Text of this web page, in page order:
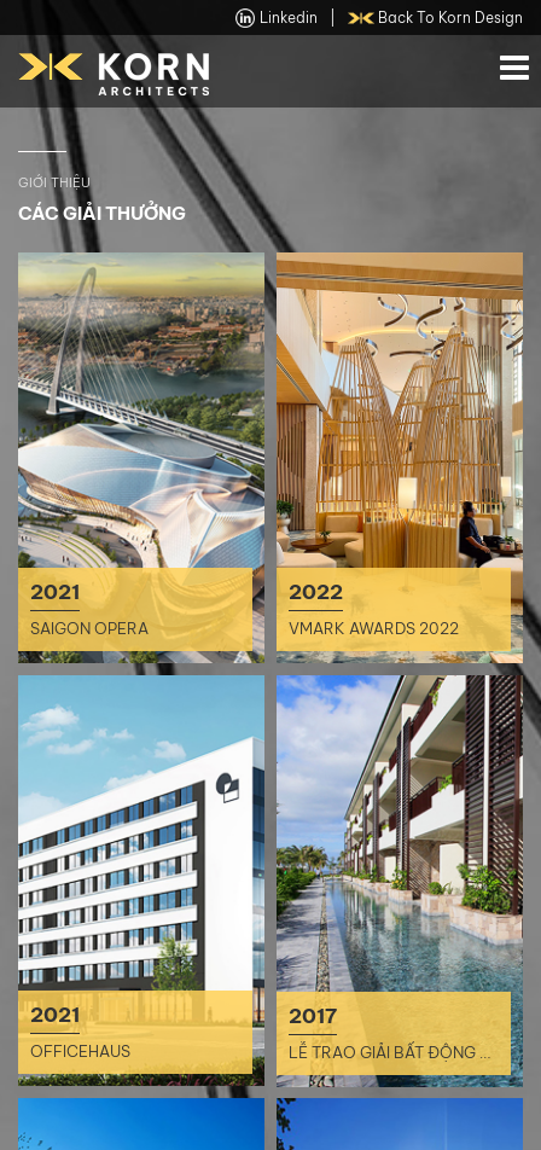
Linkedin Back To Korn Design
GIỚI THIỆU
CÁC GIẢI THƯỞNG
2021
SAIGON OPERA
2022
VMARK AWARDS 2022
2021
OFFICEHAUS
2017